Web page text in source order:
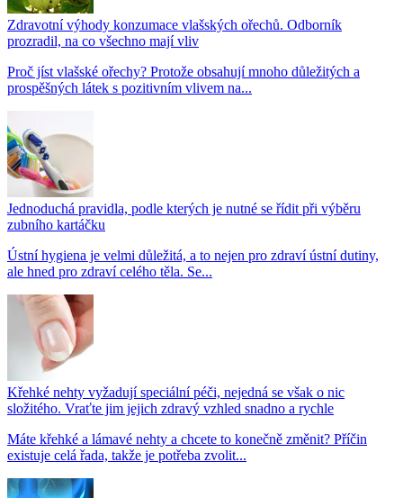
Zdravotní výhody konzumace vlašských ořechů. Odborník
prozradil, na co všechno mají vliv
Proč jíst vlašské ořechy? Protože obsahují mnoho důležitých a
prospěšných látek s pozitivním vlivem na...
Jednoduchá pravidla, podle kterých je nutné se řídit při výběru
zubního kartáčku
Ústní hygiena je velmi důležitá, a to nejen pro zdraví ústní dutiny,
ale hned pro zdraví celého těla. Se...
Křehké nehty vyžadují speciální péči, nejedná se však o nic
složitého. Vraťte jim jejich zdravý vzhled snadno a rychle
Máte křehké a lámavé nehty a chcete to konečně změnit? Příčin
existuje celá řada, takže je potřeba zvolit...